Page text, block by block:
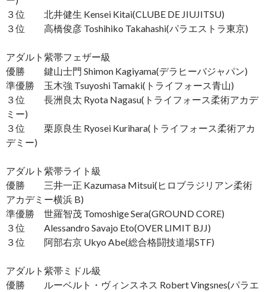
３位 北井健生 Kensei Kitai(CLUBE DE JIUJITSU)
３位 高橋俊彦 Toshihiko Takahashi(パラエストラ東京)
アダルト紫帯フェザー級
優勝 鍵山士門 Shimon Kagiyama(デラヒーバジャパン)
準優勝 玉木強 Tsuyoshi Tamaki(トライフォース青山)
３位 長洲良太 Ryota Nagasu(トライフォース柔術アカデ
ミー)
３位 栗原良生 Ryosei Kurihara(トライフォース柔術アカ
デミー)
アダルト紫帯ライト級
優勝 三井一正 Kazumasa Mitsui(ヒロブラジリアン柔術
アカデミー横浜 B)
準優勝 世羅智茂 Tomoshige Sera(GROUND CORE)
３位 Alessandro Savajo Eto(OVER LIMIT BJJ)
３位 阿部右京 Ukyo Abe(総合格闘技道場STF)
アダルト紫帯ミドル級
優勝 ルーベルト・ヴィンスネス Robert Vingsnes(パラエ